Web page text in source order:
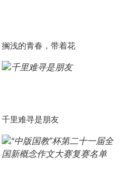
搁浅的青春，带着花
千里难寻是朋友